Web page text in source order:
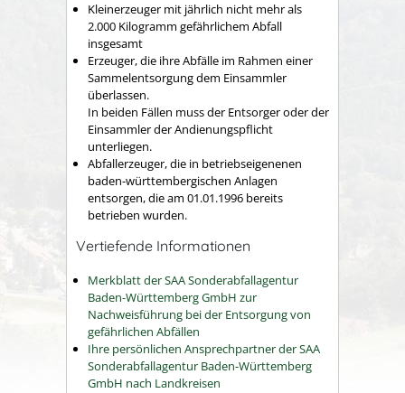
Kleinerzeuger mit jährlich nicht mehr als
2.000 Kilogramm gefährlichem Abfall
insgesamt
Erzeuger, die ihre Abfälle im Rahmen einer
Sammelentsorgung dem Einsammler
überlassen.
In beiden Fällen muss der Entsorger oder der
Einsammler der Andienungspflicht
unterliegen.
Abfallerzeuger, die in betriebseigenenen
baden-württembergischen Anlagen
entsorgen, die am 01.01.1996 bereits
betrieben wurden.
Vertiefende Informationen
Merkblatt der SAA Sonderabfallagentur
Baden-Württemberg GmbH zur
Nachweisführung bei der Entsorgung von
gefährlichen Abfällen
Ihre persönlichen Ansprechpartner der SAA
Sonderabfallagentur Baden-Württemberg
GmbH nach Landkreisen